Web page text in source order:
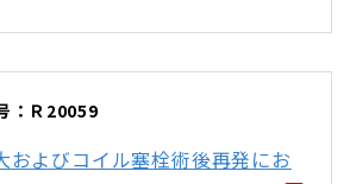
：Ｒ20059
およびコイル塞栓術後再発にお